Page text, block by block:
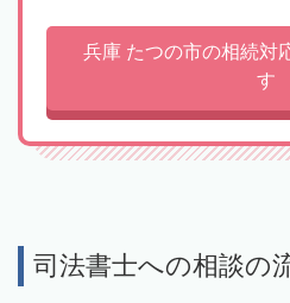
兵庫 たつの市の相続対
す
司法書士への相談の